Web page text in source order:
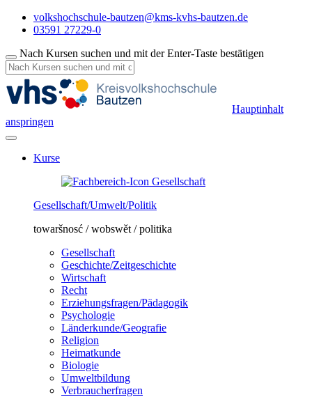
volkshochschule-bautzen@kms-kvhs-bautzen.de
03591 27229-0
Nach Kursen suchen und mit der Enter-Taste bestätigen
Hauptinhalt
anspringen
Kurse
Gesellschaft/Umwelt/Politik
towaršnosć / wobswět / politika
Gesellschaft
Geschichte/Zeitgeschichte
Wirtschaft
Recht
Erziehungsfragen/Pädagogik
Psychologie
Länderkunde/Geografie
Religion
Heimatkunde
Biologie
Umweltbildung
Verbraucherfragen